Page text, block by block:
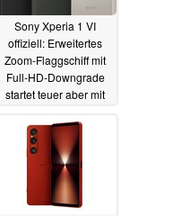
Sony Xperia 1 VI
offiziell: Erweitertes
Zoom-Flaggschiff mit
Full-HD-Downgrade
startet teuer aber mit
15.05.2024